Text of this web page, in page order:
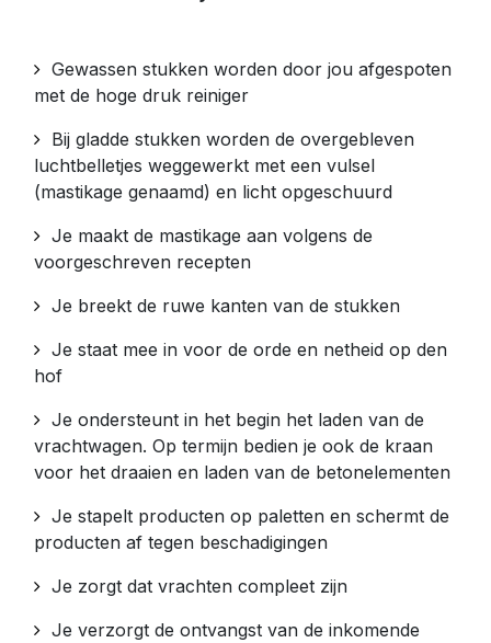
Gewassen stukken worden door jou afgespoten
met de hoge druk reiniger
Bij gladde stukken worden de overgebleven
luchtbelletjes weggewerkt met een vulsel
(mastikage genaamd) en licht opgeschuurd
Je maakt de mastikage aan volgens de
voorgeschreven recepten
Je breekt de ruwe kanten van de stukken
Je staat mee in voor de orde en netheid op den
hof
Je ondersteunt in het begin het laden van de
vrachtwagen. Op termijn bedien je ook de kraan
voor het draaien en laden van de betonelementen
Je stapelt producten op paletten en schermt de
producten af tegen beschadigingen
Je zorgt dat vrachten compleet zijn
Je verzorgt de ontvangst van de inkomende